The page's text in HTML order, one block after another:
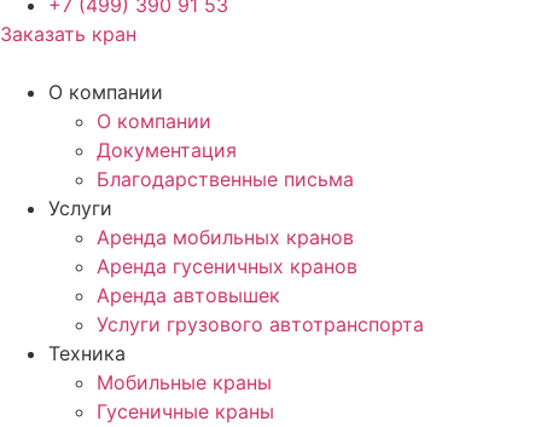
+7 (499) 390 91 53
Заказать кран
О компании
О компании
Документация
Благодарственные письма
Услуги
Аренда мобильных кранов
Аренда гусеничных кранов
Аренда автовышек
Услуги грузового автотранспорта
Техника
Мобильные краны
Гусеничные краны